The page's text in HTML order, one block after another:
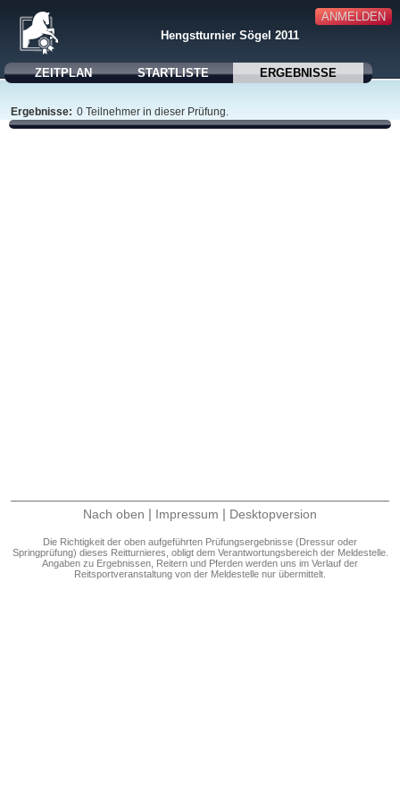
ANMELDEN
Hengstturnier Sögel 2011
ZEITPLAN STARTLISTE ERGEBNISSE
Ergebnisse: 0 Teilnehmer in dieser Prüfung.
Nach oben | Impressum | Desktopversion
Die Richtigkeit der oben aufgeführten Prüfungsergebnisse (Dressur oder
Springprüfung) dieses Reitturnieres, obligt dem Verantwortungsbereich der Meldestelle.
Angaben zu Ergebnissen, Reitern und Pferden werden uns im Verlauf der
Reitsportveranstaltung von der Meldestelle nur übermittelt.